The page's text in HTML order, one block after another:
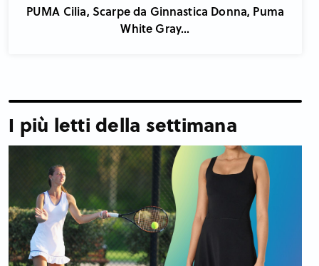
PUMA Cilia, Scarpe da Ginnastica Donna, Puma
White Gray...
I più letti della settimana